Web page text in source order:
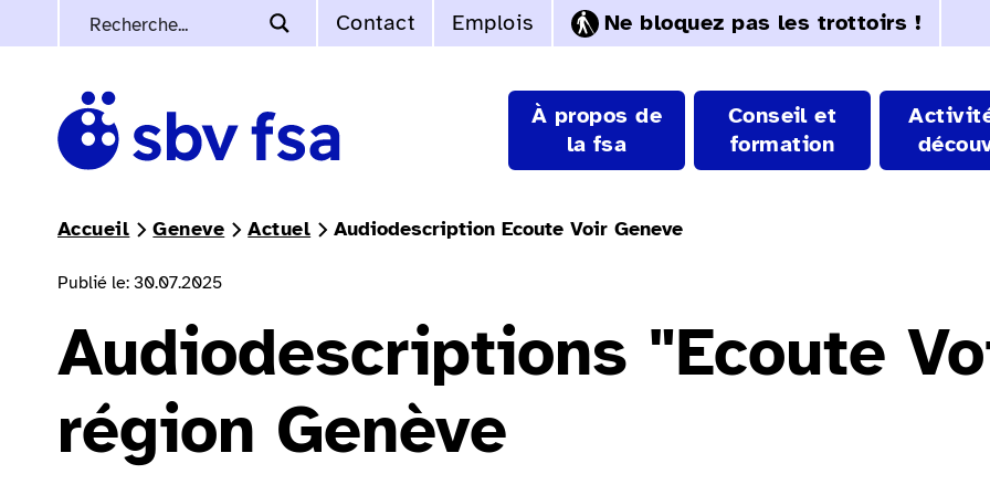
Contact Emplois Ne bloquez pas les trottoirs !
À propos de
la fsa
Conseil et
formation
Accueil Geneve Actuel Audiodescription Ecoute Voir Geneve
Publié le: 30.07.2025
Audiodescriptions "Ecoute
région Genève